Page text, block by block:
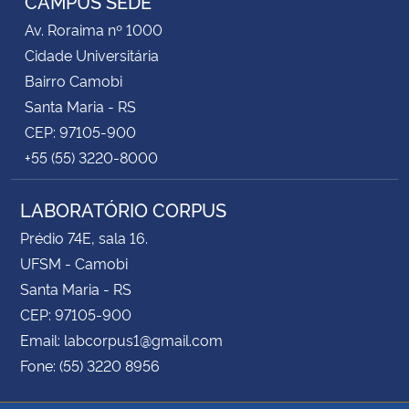
Secretaria de Governo
Gabinete de Segurança Institucional
Banco Central do Brasil
Planalto
Av. Roraima nº 1000
Cidade Universitária
Bairro Camobi
Santa Maria - RS
CEP: 97105-900
+55 (55) 3220-8000
LABORATÓRIO CORPUS
Prédio 74E, sala 16.
UFSM - Camobi
Santa Maria - RS
CEP: 97105-900
Email: labcorpus1@gmail.com
Fone: (55) 3220 8956